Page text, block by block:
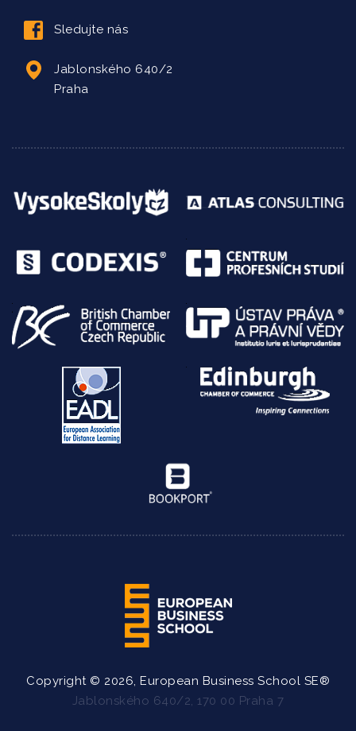
Sledujte nás
Jablonského 640/2
Praha
Copyright © 2026, European Business School SE®
Jablonského 640/2, 170 00 Praha 7